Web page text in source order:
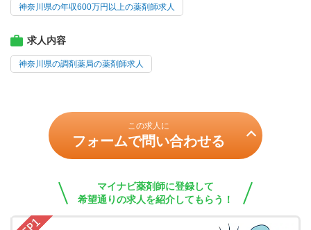
神奈川県の年収600万円以上の薬剤師求人
求人内容
神奈川県の調剤薬局の薬剤師求人
この求人に
フォームで問い合わせる
マイナビ薬剤師に登録して
希望通りの求人を紹介してもらう！